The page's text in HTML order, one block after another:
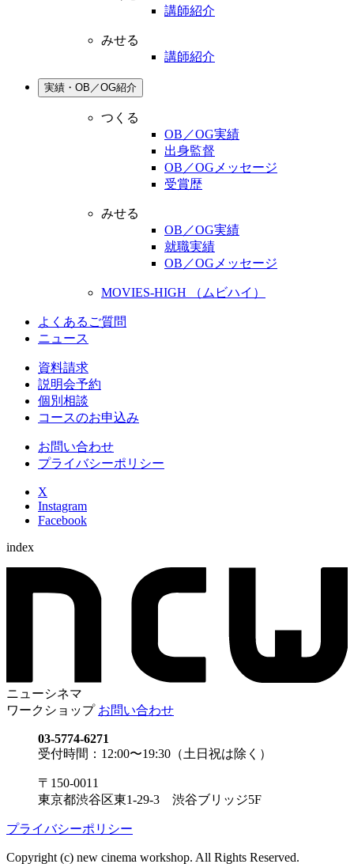
講師紹介
みせる
講師紹介
実績・OB／OG紹介
つくる
OB／OG実績
出身監督
OB／OGメッセージ
受賞歴
みせる
OB／OG実績
就職実績
OB／OGメッセージ
MOVIES-HIGH （ムビハイ）
よくあるご質問
ニュース
資料請求
説明会予約
個別相談
コースのお申込み
お問い合わせ
プライバシーポリシー
X
Instagram
Facebook
index
ニューシネマ
ワークショップ お問い合わせ
03-5774-6271
受付時間：12:00〜19:30（土日祝は除く）
〒150-0011
東京都渋谷区東1-29-3 渋谷ブリッジ5F
プライバシーポリシー
Copyright (c) new cinema workshop. All Rights Reserved.